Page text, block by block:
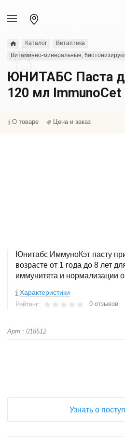
Каталог
Ветаптека
Витаминно-минеральные,
ЮНИТАБС Паста
120 мл ImmunoCet
О товаре Цена и заказ
Юнитабс ИммуноКэт пасту
возрасте от 1 года до 8 лет
иммунитета и нормализации
Характеристики
Рейтинг: 0 отзывов
Арт.: 018512
Узнать о